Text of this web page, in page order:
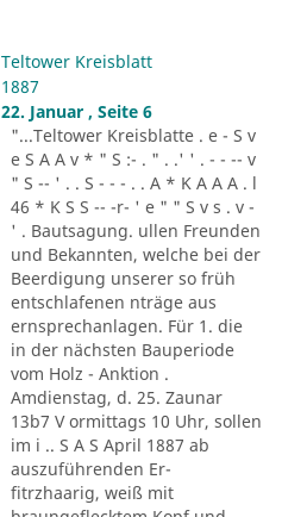
Teltower Kreisblatt
1887
22. Januar , Seite 6
"...Teltower Kreisblatte . e - S v
e S A A v * " S :- . " . .' ' . - - -- v
" S -- ' . . S - - - . . A * K A A A . l
46 * K S S -- -r- ' e " " S v s . v -
' . Bautsagung. ullen Freunden
und Bekannten, welche bei der
Beerdigung unserer so früh
entschlafenen nträge aus
ernsprechanlagen. Für 1. die
in der nächsten Bauperiode
vom Holz - Anktion .
Amdienstag, d. 25. Zaunar
13b7 V ormittags 10 Uhr, sollen
im i .. S A S April 1887 ab
auszuführenden Er-
fitrzhaarig, weiß mit